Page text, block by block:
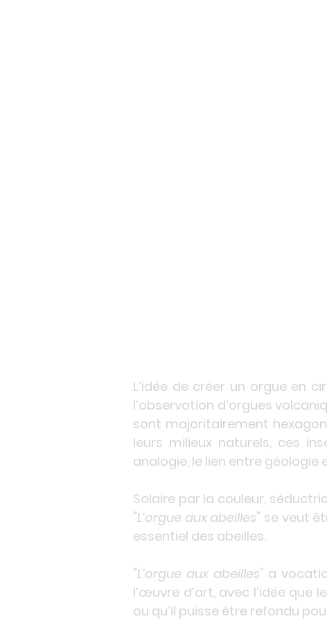
L’idée de créer un orgue en
l’observation d’orgues
sont majoritairement
leurs milieux naturels, ces
analogie, le lien entre
Solaire par la couleur,
"L’orgue aux abeilles" se veut
essentiel des abeilles.
"L’orgue aux abeilles" a
l’œuvre d’art, avec l’idée
ou qu’il puisse être refondu